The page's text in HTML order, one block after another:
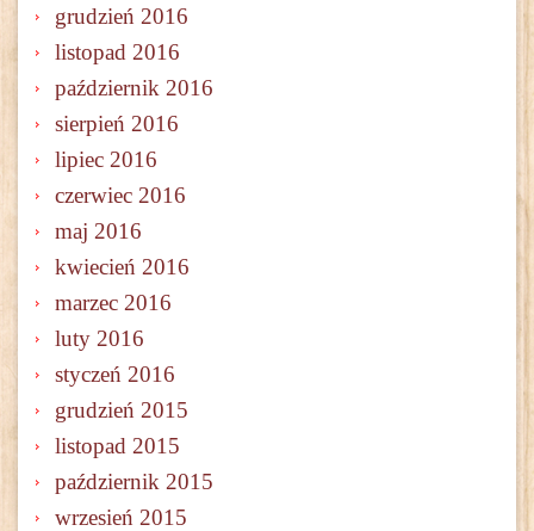
grudzień 2016
listopad 2016
październik 2016
sierpień 2016
lipiec 2016
czerwiec 2016
maj 2016
kwiecień 2016
marzec 2016
luty 2016
styczeń 2016
grudzień 2015
listopad 2015
październik 2015
wrzesień 2015